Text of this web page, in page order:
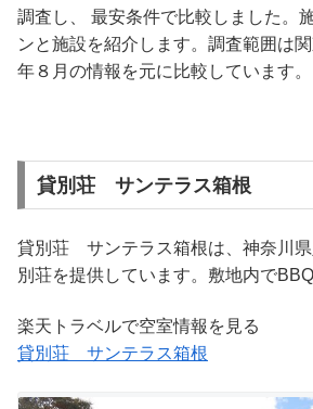
調査し、 最安条件で比較しました。
ンと施設を紹介します。調査範囲は
年８月の情報を元に比較しています。
貸別荘 サンテラス箱根
貸別荘 サンテラス箱根は、神奈川
別荘を提供しています。敷地内でBBQ
楽天トラベルで空室情報を見る
貸別荘 サンテラス箱根